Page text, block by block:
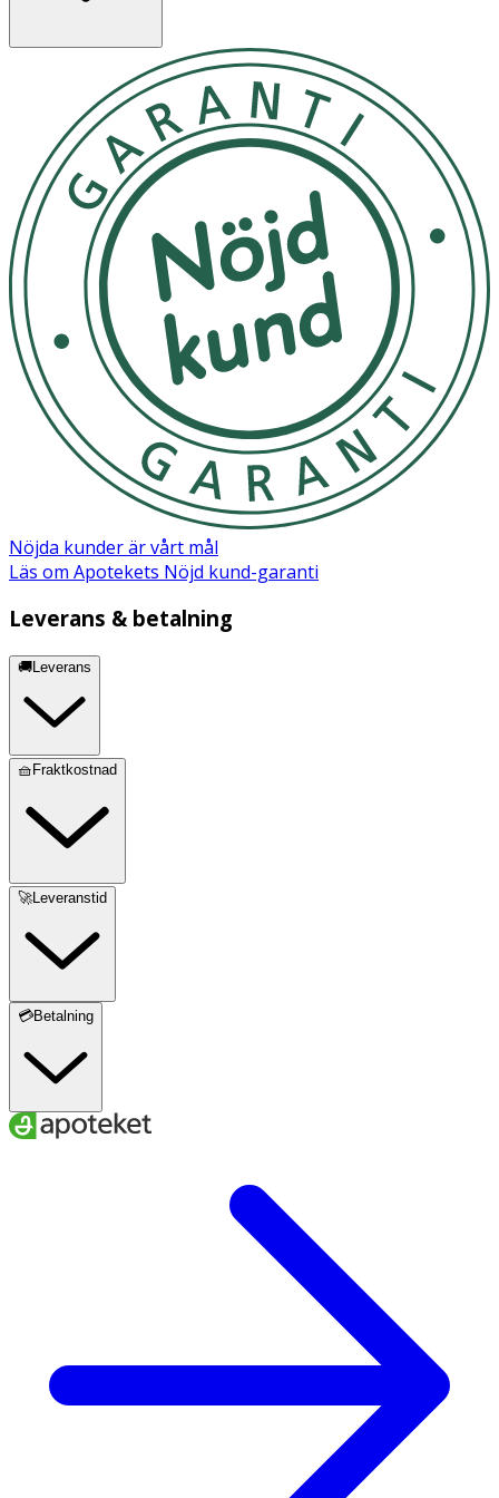
kopparsulfat, natriumfluorid, kromklorid,
natriummolybdat, kaliumjodid,
natriumselenat), emulgeringsmedel (E471), aromer,
stärkelse*, vitaminer (C, E, niacin, pantotensyra, B6, A,
B1, B2, folsyra, K, biotin, D), stabiliseringsmedel
(karragenan).
* I samtliga smaker förutom choklad.
Aprikos: färgämne E 120 och E 160aiiJordgubb: E
120Skogsbär: E 120Kaffe: E150cChoklad: kakaopulver
(1,5%)
Näringsvärde per 100 mlEnergi 125 kcal 527 kJ Fett (25
E%) 3,5 g- varav mättat fett 0,5 g- varav enkelomättat fett
2,1 g- varav fleromättat fett 0,9 gFörhållande n-3:n-6
1:2Kolhydrat (45 E%) 14 g-varav sockerarter 6,5 g-varav
laktos <0,5 gFiber (0 E%) 0 gProtein (30 E%) 9,4
gOsmolaritet 390 mOsm/lOsmolalitet 500
mOsm/kgH2OVattenhalt 80 g/100 ml
Nöjda kunder är vårt mål
Läs om Apotekets Nöjd kund-garanti
Leverans & betalning
🚚Leverans
🧺Fraktkostnad
🚀Leveranstid
💳Betalning